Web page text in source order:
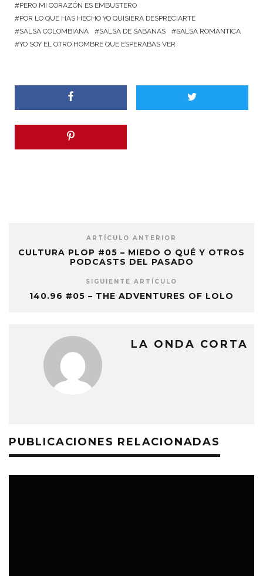
PERO MI CORAZÓN ES EMBUSTERO
POR LO QUE HAS HECHO YO QUISIERA DESPRECIARTE
SALSA COLOMBIANA
SALSA DE SÁBANAS
SALSA ROMÁNTICA
YO SOY EL OTRO HOMBRE QUE ESPERABAS VER
ARTÍCULO ANTERIOR
CULTURA PLOP #05 – MIEDO O QUÉ Y OTROS
PODCASTS DEL PASADO
SIGUIENTE ARTÍCULO
140.96 #05 – THE ADVENTURES OF LOLO
LA ONDA CORTA
PUBLICACIONES RELACIONADAS